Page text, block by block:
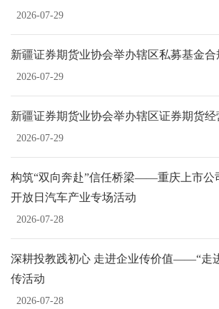
2026-07-29
新疆证券期货业协会举办辖区私募基金合
2026-07-29
新疆证券期货业协会举办辖区证券期货
2026-07-29
构筑“双向奔赴”信任桥梁——重庆上市公
开放日汽车产业专场活动
2026-07-28
深耕投教践初心 走进企业传价值——“走
传活动
2026-07-28